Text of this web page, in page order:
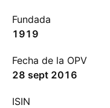
Fundada
1919
Fecha de la OPV
28 sept 2016
ISIN